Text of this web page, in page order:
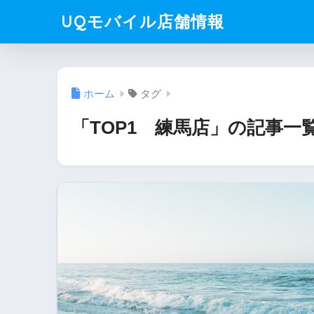
UQモバイル店舗情報
ホーム タグ
「TOP1 練馬店」の記事一